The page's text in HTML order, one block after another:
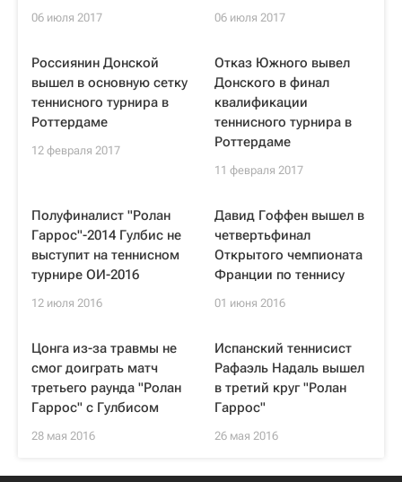
06 июля 2017 06 июля 2017
Россиянин Донской
вышел в основную сетку
теннисного турнира в
Роттердаме
12 февраля 2017
Отказ Южного вывел
Донского в финал
квалификации
теннисного турнира в
Роттердаме
11 февраля 2017
Полуфиналист "Ролан
Гаррос"-2014 Гулбис не
выступит на теннисном
турнире ОИ-2016
12 июля 2016
Давид Гоффен вышел в
четвертьфинал
Открытого чемпионата
Франции по теннису
01 июня 2016
Цонга из-за травмы не
смог доиграть матч
третьего раунда "Ролан
Гаррос" с Гулбисом
28 мая 2016
Испанский теннисист
Рафаэль Надаль вышел
в третий круг "Ролан
Гаррос"
26 мая 2016